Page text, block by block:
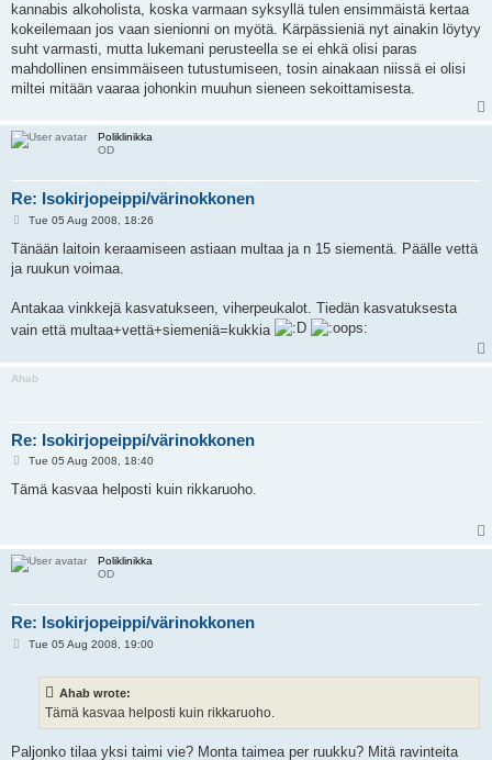
kannabis alkoholista, koska varmaan syksyllä tulen ensimmäistä kertaa
kokeilemaan jos vaan sienionni on myötä. Kärpässieniä nyt ainakin löytyy
suht varmasti, mutta lukemani perusteella se ei ehkä olisi paras
mahdollinen ensimmäiseen tutustumiseen, tosin ainakaan niissä ei olisi
miltei mitään vaaraa johonkin muuhun sieneen sekoittamisesta.
Poliklinikka
OD
Re: Isokirjopeippi/värinokkonen
P
s
Tue 05 Aug 2008, 18:26
Tänään laitoin keraamiseen astiaan multaa ja n 15 siementä. Päälle vettä
ja ruukun voimaa.
Antakaa vinkkejä kasvatukseen, viherpeukalot. Tiedän kasvatuksesta
vain että multaa+vettä+siemeniä=kukkia
Ahab
Re: Isokirjopeippi/värinokkonen
P
s
Tue 05 Aug 2008, 18:40
Tämä kasvaa helposti kuin rikkaruoho.
Poliklinikka
OD
Re: Isokirjopeippi/värinokkonen
PTue 05 Aug 2008, 19:00
Ahab wrote:
Tämä kasvaa helposti kuin rikkaruoho.
Paljonko tilaa yksi taimi vie? Monta taimea per ruukku? Mitä ravinteita